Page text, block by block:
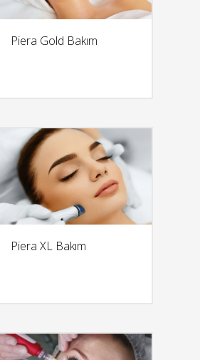
Piera Gold Bakım
Piera XL Bakım